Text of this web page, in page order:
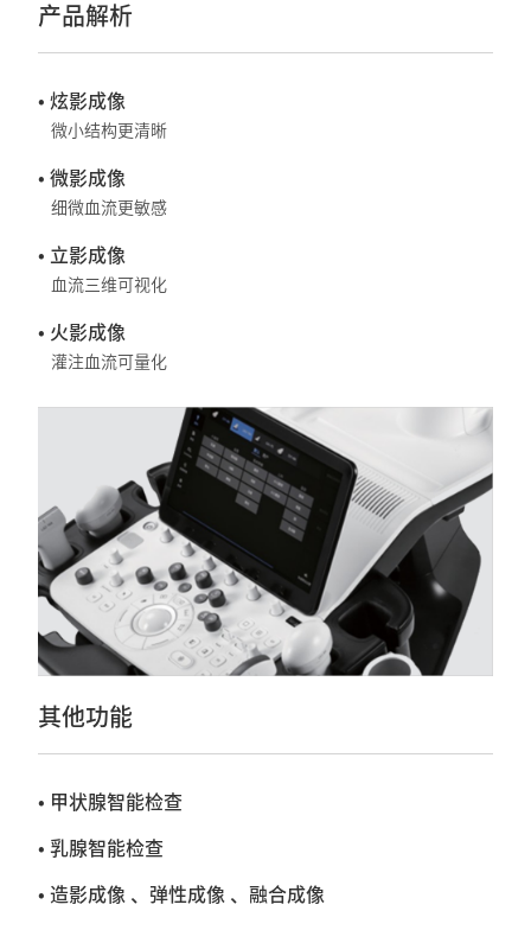
产品解析
• 炫影成像
微小结构更清晰
• 微影成像
细微血流更敏感
• 立影成像
血流三维可视化
• 火影成像
灌注血流可量化
其他功能
• 甲状腺智能检查
• 乳腺智能检查
• 造影成像 、弹性成像 、融合成像